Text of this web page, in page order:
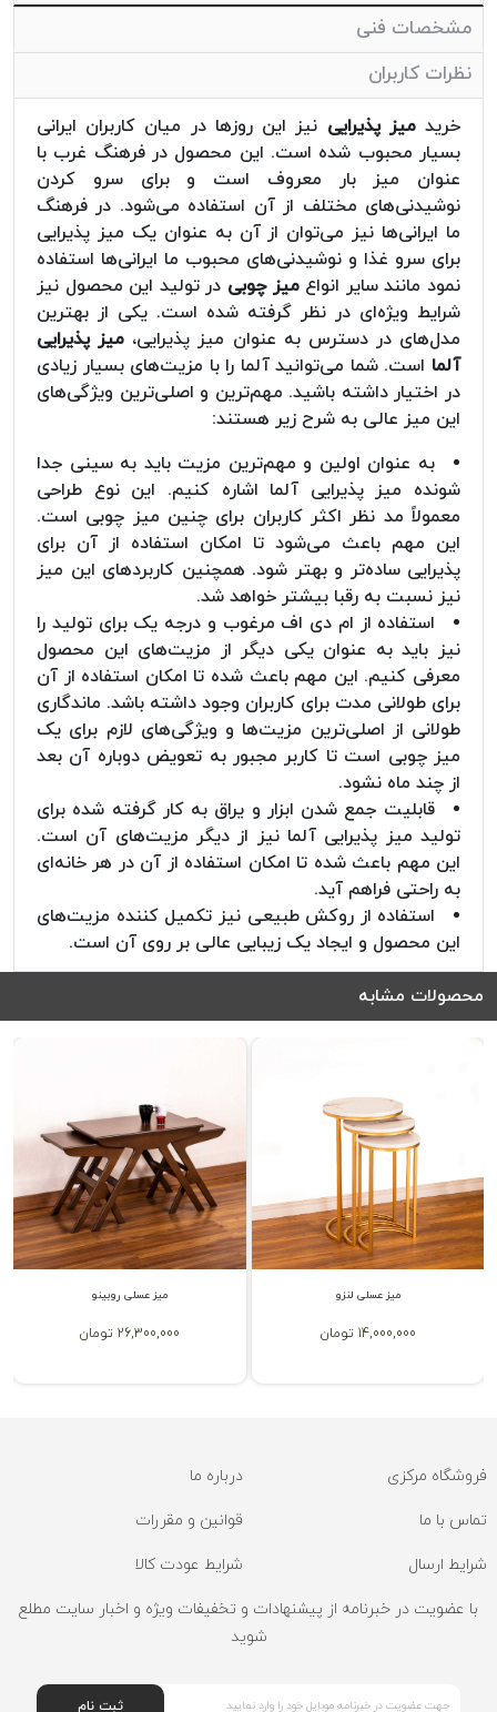
مشخصات فنی
نظرات کاربران
خریدمیز پذیرایی نیز این روزها در میان کاربران ایرانی
بسیار محبوب شده است. این محصول در فرهنگ غرب با
عنوان میز بار معروف است و برای سرو کردن
نوشیدنی‌های مختلف از آن استفاده می‌شود. در فرهنگ
ما ایرانی‌ها نیز می‌توان از آن به عنوان یک میز پذیرایی
برای سرو غذا و نوشیدنی‌های محبوب ما ایرانی‌ها استفاده
نمود مانند سایر انواعمیز چوبی در تولید این محصول نیز
شرایط ویژه‌ای در نظر گرفته شده است. یکی از بهترین
مدل‌های در دسترس به عنوان میز پذیرایی، میز پذیرایی
آلما است. شما می‌توانید آلما را با مزیت‌های بسیار زیادی
در اختیار داشته باشید. مهم‌ترین و اصلی‌ترین ویژگی‌های
این میز عالی به شرح زیر هستند:
به عنوان اولین و مهم‌ترین مزیت باید به سینی جدا
شونده میز پذیرایی آلما اشاره کنیم. این نوع طراحی
معمولاً مد نظر اکثر کاربران برای چنین میز چوبی است.
این مهم باعث می‌شود تا امکان استفاده از آن برای
پذیرایی ساده‌تر و بهتر شود. همچنین کاربردهای این میز
نیز نسبت به رقبا بیشتر خواهد شد.
استفاده از ام دی اف مرغوب و درجه یک برای تولید را
نیز باید به عنوان یکی دیگر از مزیت‌های این محصول
معرفی کنیم. این مهم باعث شده تا امکان استفاده از آن
برای طولانی مدت برای کاربران وجود داشته باشد. ماندگاری
طولانی از اصلی‌ترین مزیت‌ها و ویژگی‌های لازم برای یک
میز چوبی است تا کاربر مجبور به تعویض دوباره آن بعد
از چند ماه نشود.
قابلیت جمع شدن ابزار و یراق به کار گرفته شده برای
تولید میز پذیرایی آلما نیز از دیگر مزیت‌های آن است.
این مهم باعث شده تا امکان استفاده از آن در هر خانه‌ای
به راحتی فراهم آید.
استفاده از روکش طبیعی نیز تکمیل کننده مزیت‌های
این محصول و ایجاد یک زیبایی عالی بر روی آن است.
محصولات مشابه
میز عسلی روبینو
26,300,000 تومان
میز عسلی لنزو
14,000,000 تومان
فروشگاه مرکزی درباره ما
تماس با ما قوانین و مقررات
شرایط ارسال شرایط عودت کالا
با عضویت در خبرنامه از پیشنهادات و تخفیفات ویژه و اخبار سایت مطلع
شوید
ثبت نام